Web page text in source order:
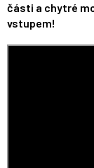
části a chytré
vstupem!